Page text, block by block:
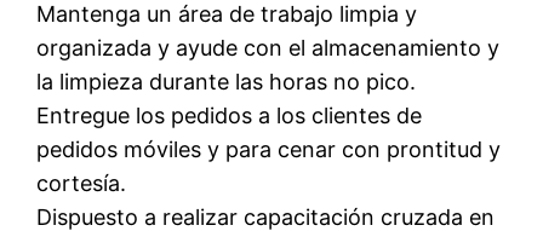
Mantenga un área de trabajo limpia y
organizada y ayude con el almacenamiento y
la limpieza durante las horas no pico.
Entregue los pedidos a los clientes de
pedidos móviles y para cenar con prontitud y
cortesía.
Dispuesto a realizar capacitación cruzada en